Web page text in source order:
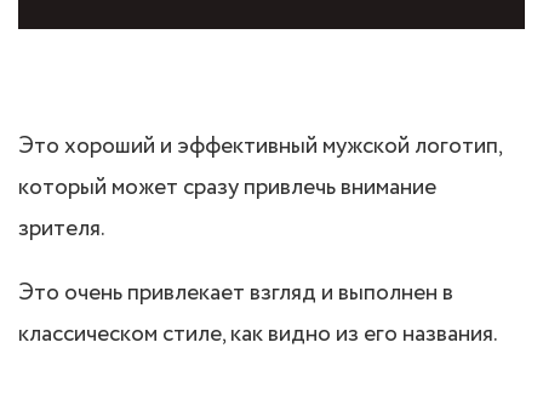
Это хороший и эффективный мужской логотип,
который может сразу привлечь внимание
зрителя.
Это очень привлекает взгляд и выполнен в
классическом стиле, как видно из его названия.